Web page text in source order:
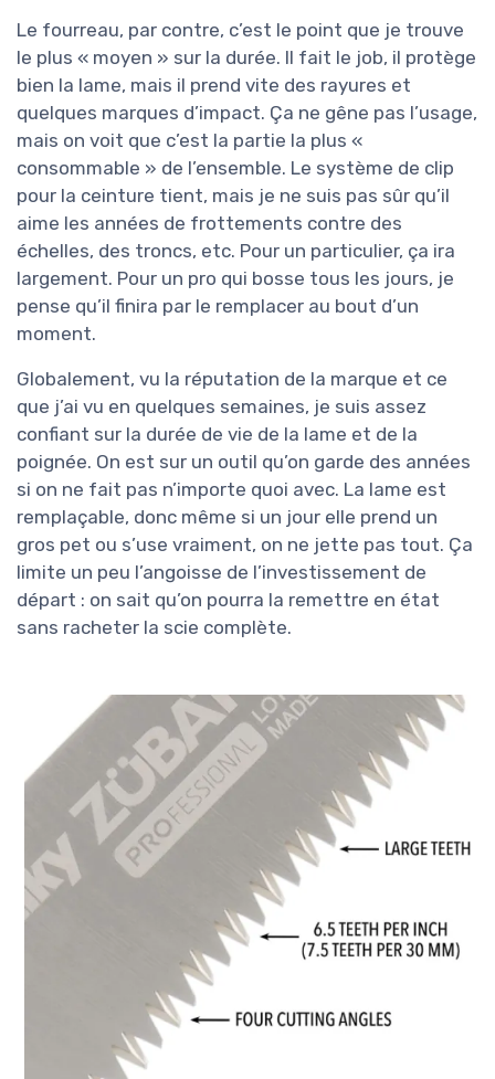
Le fourreau, par contre, c’est le point que je trouve
le plus « moyen » sur la durée. Il fait le job, il protège
bien la lame, mais il prend vite des rayures et
quelques marques d’impact. Ça ne gêne pas l’usage,
mais on voit que c’est la partie la plus «
consommable » de l’ensemble. Le système de clip
pour la ceinture tient, mais je ne suis pas sûr qu’il
aime les années de frottements contre des
échelles, des troncs, etc. Pour un particulier, ça ira
largement. Pour un pro qui bosse tous les jours, je
pense qu’il finira par le remplacer au bout d’un
moment.
Globalement, vu la réputation de la marque et ce
que j’ai vu en quelques semaines, je suis assez
confiant sur la durée de vie de la lame et de la
poignée. On est sur un outil qu’on garde des années
si on ne fait pas n’importe quoi avec. La lame est
remplaçable, donc même si un jour elle prend un
gros pet ou s’use vraiment, on ne jette pas tout. Ça
limite un peu l’angoisse de l’investissement de
départ : on sait qu’on pourra la remettre en état
sans racheter la scie complète.